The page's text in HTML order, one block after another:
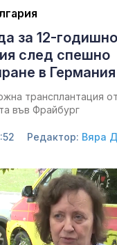
за 12-
след спешно
в Германия
трансплантация
във Фрайбург
Редактор: Вяра